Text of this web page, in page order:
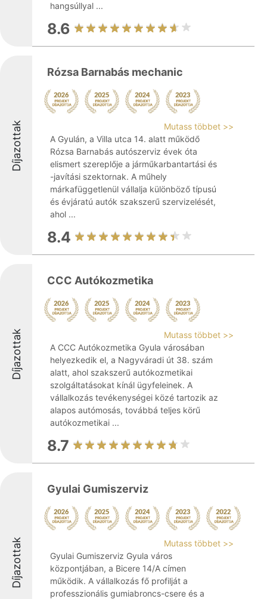
hangsúllyal ...
8.6
Díjazottak
Rózsa Barnabás mechanic
Mutass többet >>
A Gyulán, a Villa utca 14. alatt működő
Rózsa Barnabás autószerviz évek óta
elismert szereplője a járműkarbantartási és
-javítási szektornak. A műhely
márkafüggetlenül vállalja különböző típusú
és évjáratú autók szakszerű szervizelését,
ahol ...
8.4
Díjazottak
CCC Autókozmetika
Mutass többet >>
A CCC Autókozmetika Gyula városában
helyezkedik el, a Nagyváradi út 38. szám
alatt, ahol szakszerű autókozmetikai
szolgáltatásokat kínál ügyfeleinek. A
vállalkozás tevékenységei közé tartozik az
alapos autómosás, továbbá teljes körű
autókozmetikai ...
8.7
Díjazottak
Gyulai Gumiszerviz
Mutass többet >>
Gyulai Gumiszerviz Gyula város
központjában, a Bicere 14/A címen
működik. A vállalkozás fő profilját a
professzionális gumiabroncs-csere és a